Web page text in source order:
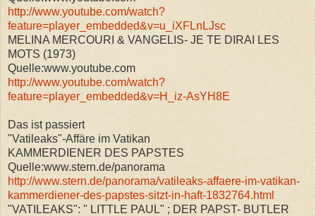
http://www.youtube.com/watch?
feature=player_embedded&v=u_iXFLnLJsc
MELINA MERCOURI & VANGELIS- JE TE DIRAI LES
MOTS (1973)
Quelle:www.youtube.com
http://www.youtube.com/watch?
feature=player_embedded&v=H_iz-AsYH8E
Das ist passiert
"Vatileaks"-Affäre im Vatikan
KAMMERDIENER DES PAPSTES
Quelle:www.stern.de/panorama
http://www.stern.de/panorama/vatileaks-affaere-im-vatikan-
kammerdiener-des-papstes-sitzt-in-haft-1832764.html
"VATILEAKS": " LITTLE PAUL" ; DER PAPST- BUTLER